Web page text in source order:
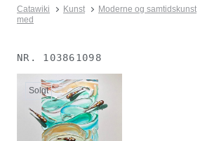
Catawiki Kunst Moderne og samtidskunst
med
NR. 103861098
Solgt